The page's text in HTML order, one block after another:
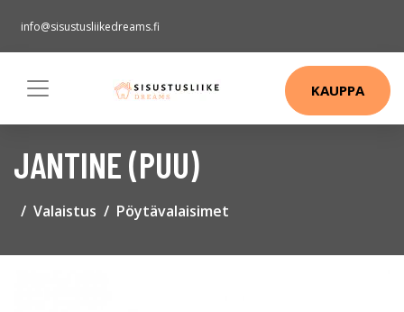
info@sisustusliikedreams.fi
KAUPPA
JANTINE (PUU)
Valaistus Pöytävalaisimet